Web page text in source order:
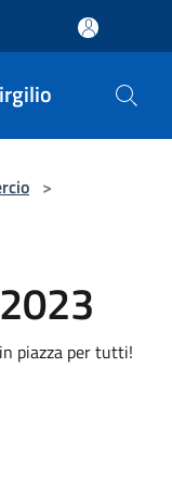
>
piazza per tutti!